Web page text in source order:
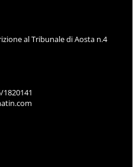
al Tribunale di Aosta n.4
1820141